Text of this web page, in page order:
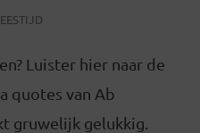
Luister hier naar de
quotes van Ab
gruwelijk gelukkig.